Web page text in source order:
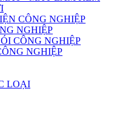
CÔNG NGHIỆP
NGHIỆP
CÔNG NGHIỆP
NGHIỆP
LOẠI